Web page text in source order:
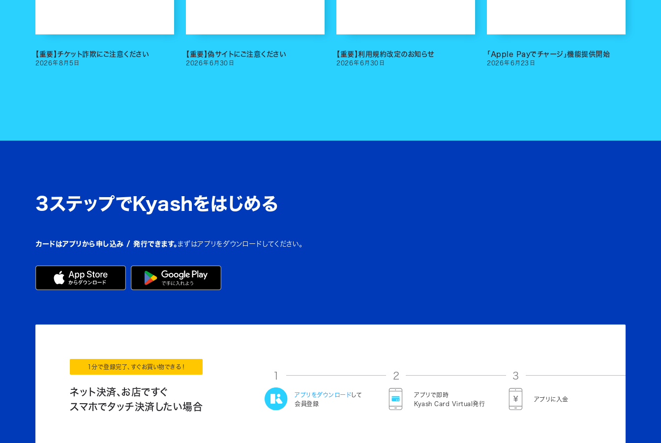
【重要】チケット詐欺にご注意ください
2026年8月 5 日
【重要】偽サイトにご注意ください
2026年6月 30 日
【重要】利用規約改定のお知らせ
2026年6月 30 日
「Apple Payでチャージ」機能提供開始
2026年6月 23 日
3ステップでKyashをはじめる
カードはアプリから申し込み / 発行できます。 まずはアプリをダウンロードしてください。
1分で登録完了、すぐお買い物できる！
ネット決済、お店ですぐ
スマホでタッチ決済したい場合
1
アプリをダウンロードして
会員登録
2
アプリで即時
Kyash Card Virtual発行
3
アプリに入金